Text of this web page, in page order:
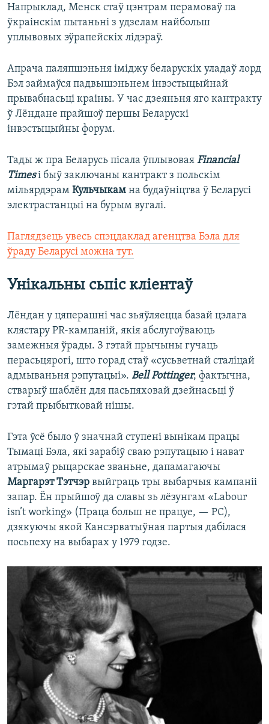
​Напрыклад, Менск стаў цэнтрам перамоваў па
ўкраінскім пытаньні з удзелам найбольш
уплывовых эўрапейскіх лідэраў.
Апрача паляпшэньня іміджу беларускіх уладаў лорд
Бэл займаўся падвышэньнем інвэстыцыйнай
прывабнасьці краіны. У час дзеяньня яго кантракту
ў Лёндане прайшоў першы Беларускі
інвэстыцыйны форум.
Тады ж пра Беларусь пісала ўплывовая Financial
Timesі быў заключаны кантракт з польскім
мільярдэрам Кульчыкам на будаўніцтва ў Беларусі
электрастанцыі на бурым вугалі.
Паглядзець увесь спэцдаклад агенцтва Бэла для
ўраду Беларусі можна тут.
Унікальны сьпіс кліентаў
Лёндан у цяперашні час зьяўляецца базай цэлага
клястару PR-кампаній, якія абслугоўваюць
замежныя ўрады. З гэтай прычыны гучаць
перасьцярогі, што горад стаў «сусьветнай сталіцай
адмываньня рэпутацыі». Bell Pottinger, фактычна,
стварыў шаблён для пасьпяховай дзейнасьці ў
гэтай прыбытковай нішы.
Гэта ўсё было ў значнай ступені вынікам працы
Тымаці Бэла, які зарабіў сваю рэпутацыю і нават
атрымаў рыцарскае званьне, дапамагаючы
Маргарэт Тэтчэр выйграць тры выбарчыя кампаніі
запар. Ён прыйшоў да славы зь лёзунгам «Labour
isn’t working» (Праца больш не працуе, — РС),
дзякуючы якой Кансэрватыўная партыя дабілася
посьпеху на выбарах у 1979 годзе.